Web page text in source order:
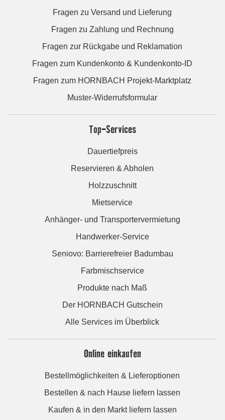
Fragen zu Versand und Lieferung
Fragen zu Zahlung und Rechnung
Fragen zur Rückgabe und Reklamation
Fragen zum Kundenkonto & Kundenkonto-ID
Fragen zum HORNBACH Projekt-Marktplatz
Muster-Widerrufsformular
Top-Services
Dauertiefpreis
Reservieren & Abholen
Holzzuschnitt
Mietservice
Anhänger- und Transportervermietung
Handwerker-Service
Seniovo: Barrierefreier Badumbau
Farbmischservice
Produkte nach Maß
Der HORNBACH Gutschein
Alle Services im Überblick
Online einkaufen
Bestellmöglichkeiten & Lieferoptionen
Bestellen & nach Hause liefern lassen
Kaufen & in den Markt liefern lassen